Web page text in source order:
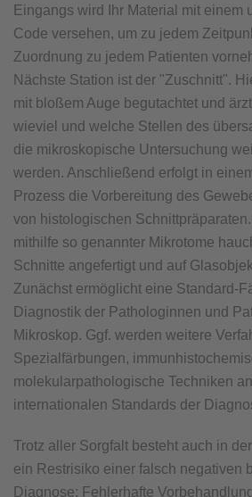
Eingangs wird Ihr Material mit einem
Code versehen, um zu jedem
Zuordnung zu jedem Patienten
Nächste Station ist der "Zuschnitt".
mit bloßem Auge begutachtet und
wieviel und welche Stellen des
die mikroskopische Untersuchung
werden. Anschließend erfolgt in
Prozess die Vorbereitung des
von histologischen
mithilfe so genannter Mikrotome
Schnitte angefertigt und auf
Zunächst ermöglicht eine Standard-
Diagnostik der Pathologinnen und
Mikroskop. Ggf. werden weitere
Spezialfärbungen,
molekularpathologische Techniken
internationalen Standards der
Trotz aller Sorgfalt besteht auch in
ein Restrisiko einer falsch negativen
Diagnose: Fehlerhafte